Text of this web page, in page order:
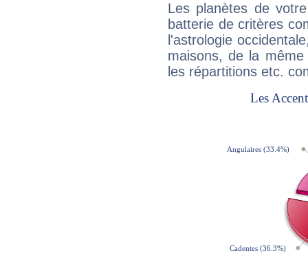
Les planètes de
batterie de critères
l'astrologie
maisons, de la
les répartitions etc.